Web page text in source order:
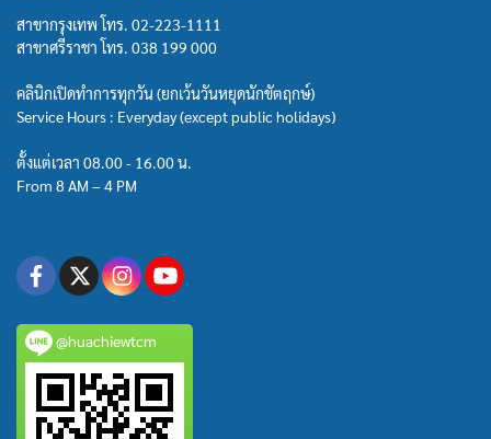
สาขากรุงเทพ โทร. 02-223-1111
สาขาศรีราชา โทร. 038 199 000
คลินิกเปิดทำการทุกวัน (ยกเว้นวันหยุดนักขัตฤกษ์)
Service Hours : Everyday (except public holidays)
ตั้งแต่เวลา 08.00 - 16.00 น.
From 8 AM – 4 PM
@huachiewtcm